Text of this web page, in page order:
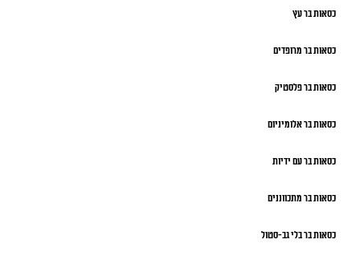
כסאות בר עץ
כסאות בר מרופדים
כסאות בר פלסטיק
כסאות בר אלומיניום
כסאות בר עם ידיות
כסאות בר מתכווננים
כסאות בר בלי גב-סטול